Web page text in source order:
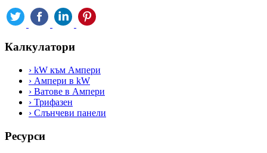
Калкулатори
› kW към Ампери
› Ампери в kW
› Ватове в Ампери
› Трифазен
› Слънчеви панели
Ресурси